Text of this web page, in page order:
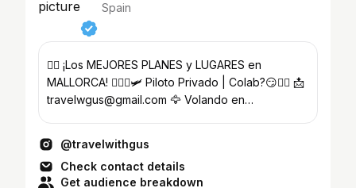
Spain
👉🏻 ¡Los MEJORES PLANES y LUGARES en
MALLORCA! 🧑🏻‍✈️🛩️ Piloto Privado | Colab?😏👇🏻 📩
travelwgus@gmail.com 🦅 Volando en
@travelwithgus
Check contact details
Get audience breakdown